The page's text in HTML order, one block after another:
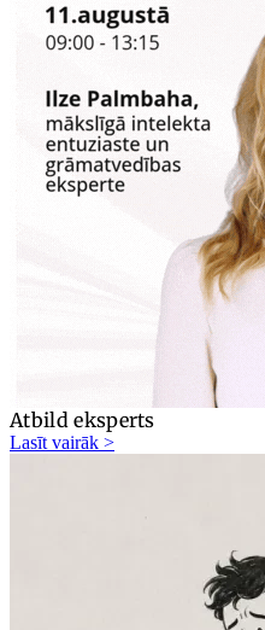
Atbild eksperts
Lasīt vairāk >